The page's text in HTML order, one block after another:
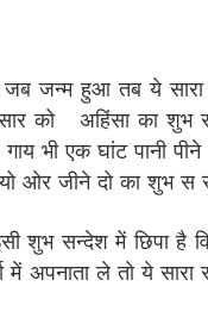
जब जन्म हुआ तब ये
को अहिंसा का
भी एक घांट पानी
ओर जीने दो का शुभ स
शुभ सन्देश में छिपा है
अपनाता ले तो ये